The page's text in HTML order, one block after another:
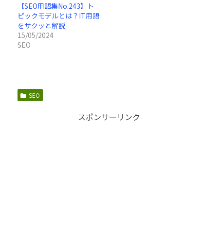
【SEO用語集No.243】ト
ピックモデルとは？IT用語
をサクッと解説
15/05/2024
SEO
SEO
スポンサーリンク